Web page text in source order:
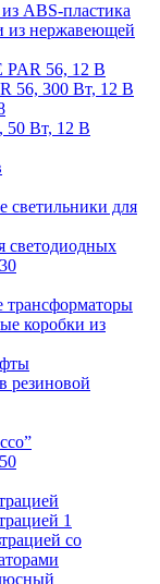
ABS-пластика
из нержавеющей
PAR 56, 12 В
56, 300 Вт, 12 В
50 Вт, 12 В
светильники для
светодиодных
коробки из
резиновой
1
cо